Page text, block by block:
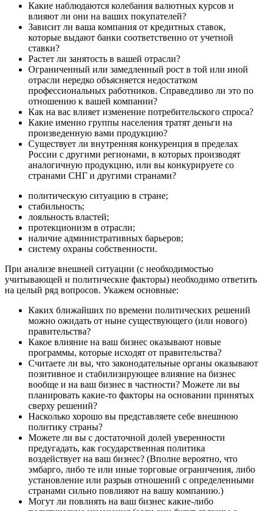
Какие наблюдаются колебания валютных курсов и
влияют ли они на ваших покупателей?
Зависит ли ваша компания от кредитных ставок,
которые выдают банки соответственно от учетной
ставки?
Растет ли занятость в вашей отрасли?
Ограниченный или замедленный рост в той или иной
отрасли нередко объясняется недостатком
профессиональных работников. Справедливо ли это по
отношению к вашей компании?
Как на вас влияет изменение потребительского спроса?
Какие именно группы населения тратят деньги на
произведенную вами продукцию?
Существует ли внутренняя конкуренция в пределах
России с другими регионами, в которых производят
аналогичную продукцию, или вы конкурируете со
странами СНГ и другими странами?
политическую ситуацию в стране;
стабильность;
лояльность властей;
протекционизм в отрасли;
наличие административных барьеров;
систему охраны собственности.
При анализе внешней ситуации (с необходимостью
учитывающей и политические факторы) необходимо ответить
на целый ряд вопросов. Укажем основные:
Каких ближайших по времени политических решений
можно ожидать от ныне существующего (или нового)
правительства?
Какое влияние на ваш бизнес оказывают новые
программы, которые исходят от правительства?
Считаете ли вы, что законодательные органы оказывают
позитивное и стабилизирующее влияние на бизнес
вообще и на ваш бизнес в частности? Можете ли вы
планировать какие-то факторы на основании принятых
сверху решений?
Насколько хорошо вы представляете себе внешнюю
политику страны?
Можете ли вы с достаточной долей уверенности
предугадать, как государственная политика
воздействует на ваш бизнес? (Вполне вероятно, что
эмбарго, либо те или иные торговые ограничения, либо
установление или разрыв отношений с определенными
странами сильно повлияют на вашу компанию.)
Могут ли повлиять на ваш бизнес какие-либо